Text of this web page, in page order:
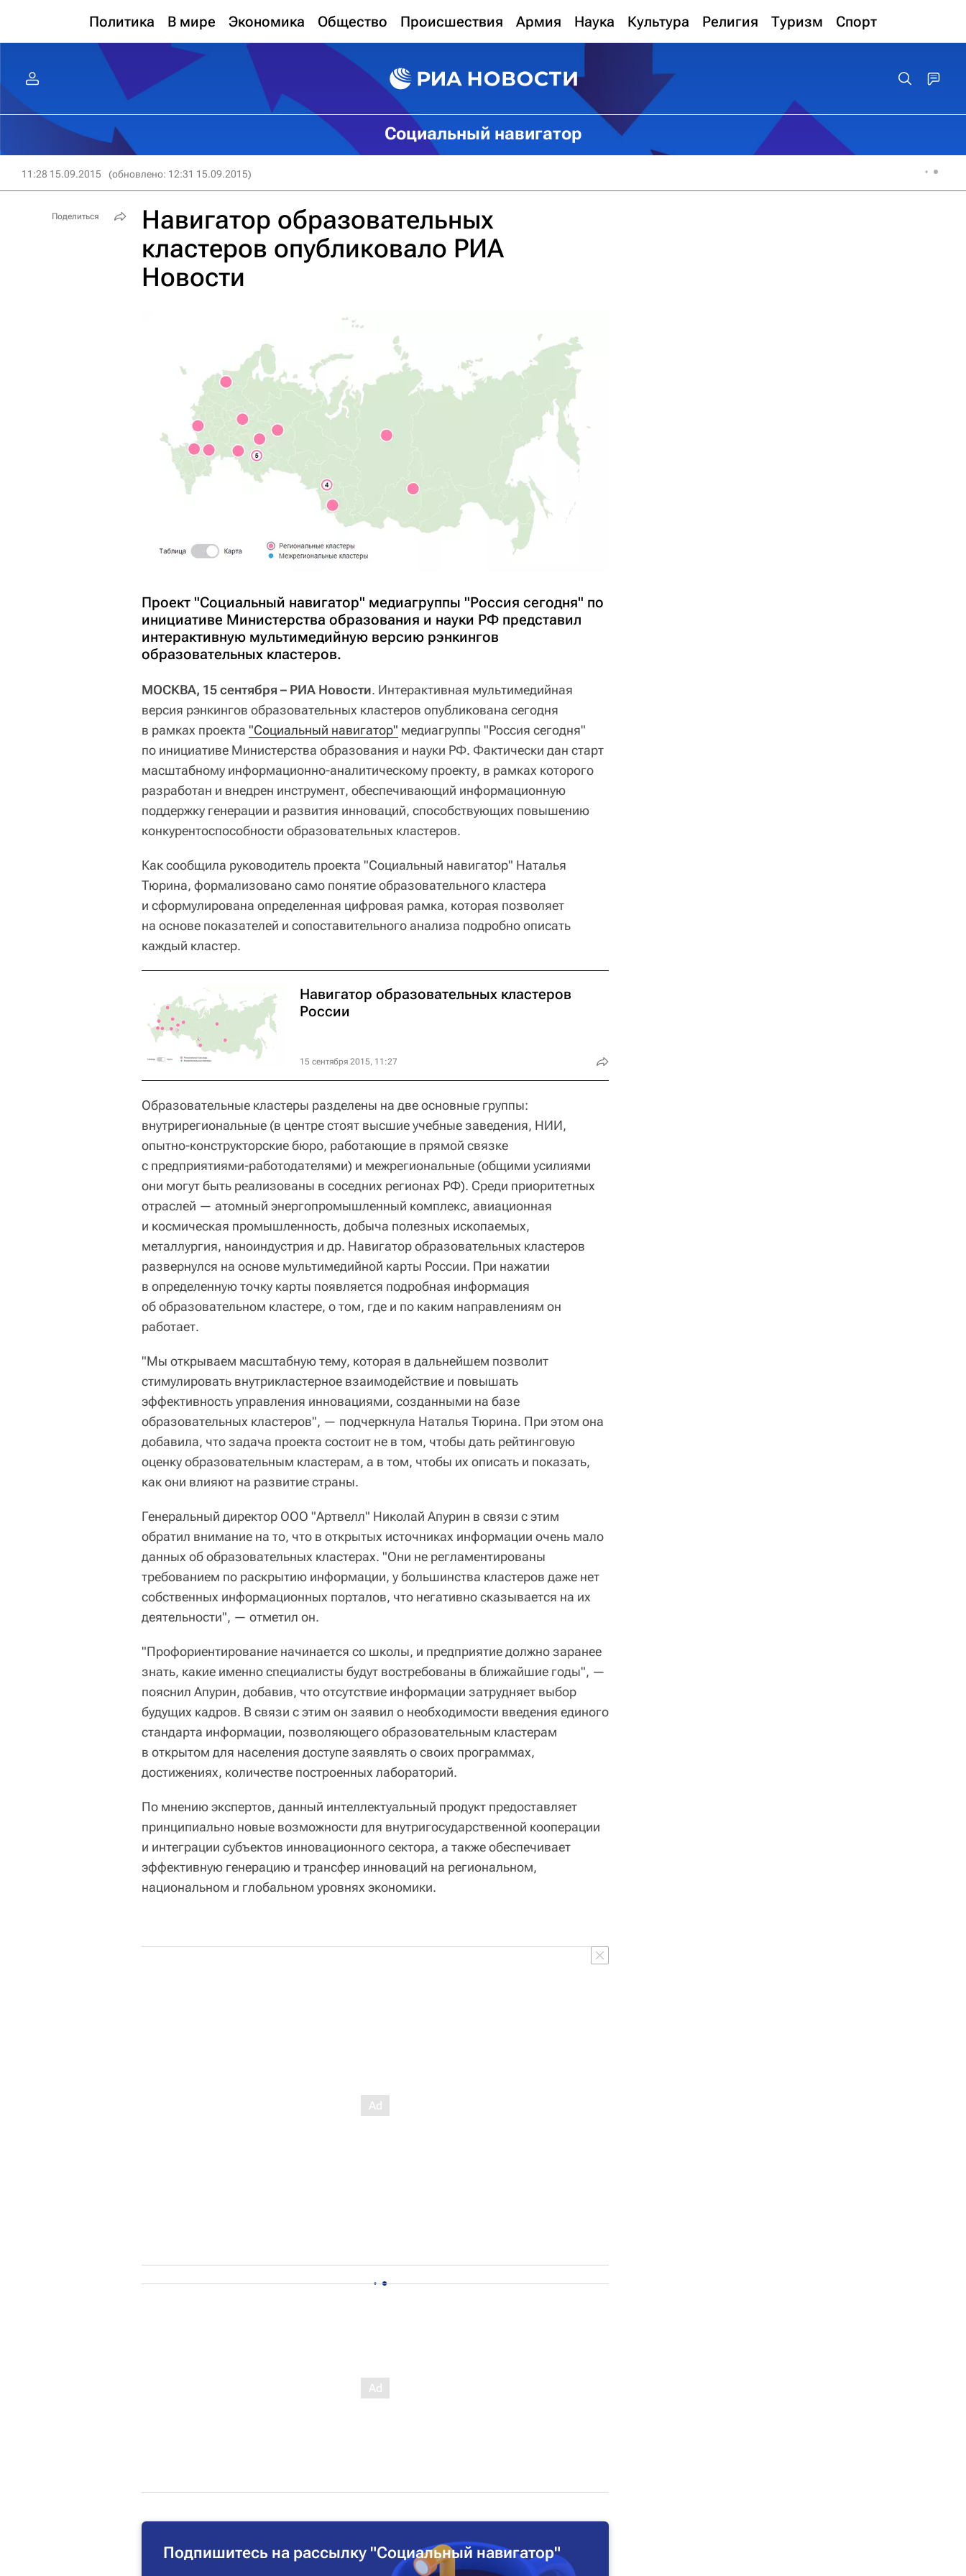
Политика В мире Экономика Общество Происшествия Армия Наука Культура Религия Туризм Спорт
Социальный навигатор
11:28 15.09.2015 (обновлено: 12:31 15.09.2015)
Навигатор образовательных
кластеров опубликовало РИА
Новости
Проект "Социальный навигатор" медиагруппы "Россия сегодня" по
инициативе Министерства образования и науки РФ представил
интерактивную мультимедийную версию рэнкингов
образовательных кластеров.
МОСКВА, 15 сентября – РИА Новости. Интерактивная мультимедийная
версия рэнкингов образовательных кластеров опубликована сегодня
в рамках проекта "Социальный навигатор" медиагруппы "Россия сегодня"
по инициативе Министерства образования и науки РФ. Фактически дан старт
масштабному информационно-аналитическому проекту, в рамках которого
разработан и внедрен инструмент, обеспечивающий информационную
поддержку генерации и развития инноваций, способствующих повышению
конкурентоспособности образовательных кластеров.
Как сообщила руководитель проекта "Социальный навигатор" Наталья
Тюрина, формализовано само понятие образовательного кластера
и сформулирована определенная цифровая рамка, которая позволяет
на основе показателей и сопоставительного анализа подробно описать
каждый кластер.
Навигатор образовательных кластеров
России
15 сентября 2015, 11:27
Образовательные кластеры разделены на две основные группы:
внутрирегиональные (в центре стоят высшие учебные заведения, НИИ,
опытно-конструкторские бюро, работающие в прямой связке
с предприятиями-работодателями) и межрегиональные (общими усилиями
они могут быть реализованы в соседних регионах РФ). Среди приоритетных
отраслей — атомный энергопромышленный комплекс, авиационная
и космическая промышленность, добыча полезных ископаемых,
металлургия, наноиндустрия и др. Навигатор образовательных кластеров
развернулся на основе мультимедийной карты России. При нажатии
в определенную точку карты появляется подробная информация
об образовательном кластере, о том, где и по каким направлениям он
работает.
"Мы открываем масштабную тему, которая в дальнейшем позволит
стимулировать внутрикластерное взаимодействие и повышать
эффективность управления инновациями, созданными на базе
образовательных кластеров", — подчеркнула Наталья Тюрина. При этом она
добавила, что задача проекта состоит не в том, чтобы дать рейтинговую
оценку образовательным кластерам, а в том, чтобы их описать и показать,
как они влияют на развитие страны.
Генеральный директор ООО "Артвелл" Николай Апурин в связи с этим
обратил внимание на то, что в открытых источниках информации очень мало
данных об образовательных кластерах. "Они не регламентированы
требованием по раскрытию информации, у большинства кластеров даже нет
собственных информационных порталов, что негативно сказывается на их
деятельности", — отметил он.
"Профориентирование начинается со школы, и предприятие должно заранее
знать, какие именно специалисты будут востребованы в ближайшие годы", —
пояснил Апурин, добавив, что отсутствие информации затрудняет выбор
будущих кадров. В связи с этим он заявил о необходимости введения единого
стандарта информации, позволяющего образовательным кластерам
в открытом для населения доступе заявлять о своих программах,
достижениях, количестве построенных лабораторий.
По мнению экспертов, данный интеллектуальный продукт предоставляет
принципиально новые возможности для внутригосударственной кооперации
и интеграции субъектов инновационного сектора, а также обеспечивает
эффективную генерацию и трансфер инноваций на региональном,
национальном и глобальном уровнях экономики.
Подпишитесь на рассылку "Социальный навигатор"
Поделиться